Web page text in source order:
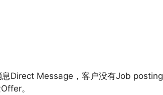
Direct Message，客户没有Job posting
。